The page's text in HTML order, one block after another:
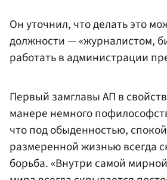
Он уточнил, что делать это
должности — «журналистом,
работать в администрации
Первый замглавы АП в
манере немного
что под обыденностью,
размеренной жизнью всегда
борьба. «Внутри самой